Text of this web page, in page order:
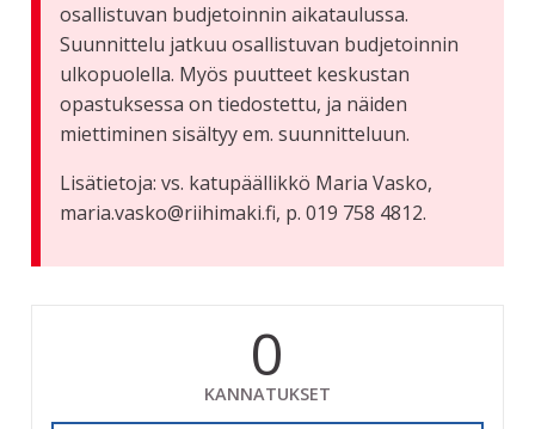
osallistuvan budjetoinnin aikataulussa.
Suunnittelu jatkuu osallistuvan budjetoinnin
ulkopuolella. Myös puutteet keskustan
opastuksessa on tiedostettu, ja näiden
miettiminen sisältyy em. suunnitteluun.
Lisätietoja: vs. katupäällikkö Maria Vasko,
maria.vasko@riihimaki.fi, p. 019 758 4812.
0
KANNATUKSET